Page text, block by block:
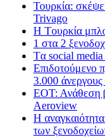
Τουρκία:
Trivago
H Tουρκία
1 στα 2
Tα social media
Επιδοτούμενο
3.000 άνεργους
ΕΟΤ: Ανάθεση
Aeroview
Η
των